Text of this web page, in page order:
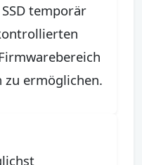
temporär
zu ermöglichen.